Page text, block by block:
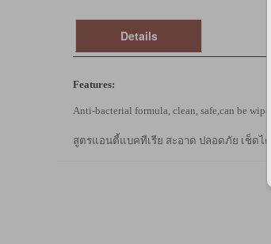
Details
Features:
Anti-bacterial formula, clean, safe,can be
สูตรแอนตี้แบคทีเรีย สะอาด ปลอดภัย เช็ดไ